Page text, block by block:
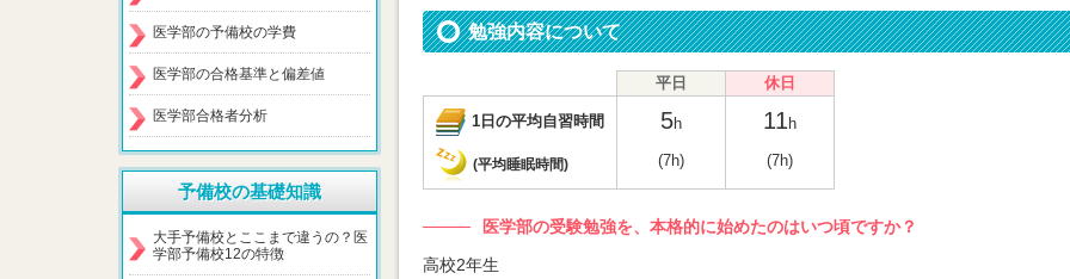
勉強内容について
平日 休日
1日の平均自習時間 5h 11 h
(平均睡眠時間) (7h) (7h)
医学部の受験勉強を、本格的に始めたのはいつ頃ですか？
高校2年生
医学部の予備校の学費
医学部の合格基準と偏差値
医学部合格者分析
予備校の基礎知識
大手予備校とここまで違うの？医
学部予備校12の特徴